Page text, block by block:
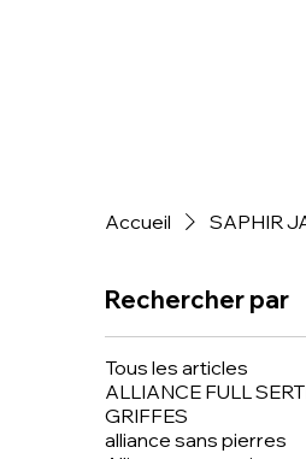
Accueil SAPHIR
Rechercher par
Tous les articles
ALLIANCE FULL
GRIFFES
alliance sans pierres